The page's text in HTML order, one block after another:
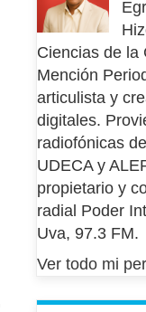
Ciencias de la
Mención
articulista y
digitales.
radiofónicas
UDECA y
propietario y
radial Poder
Uva, 97.3 FM.
Ver todo mi